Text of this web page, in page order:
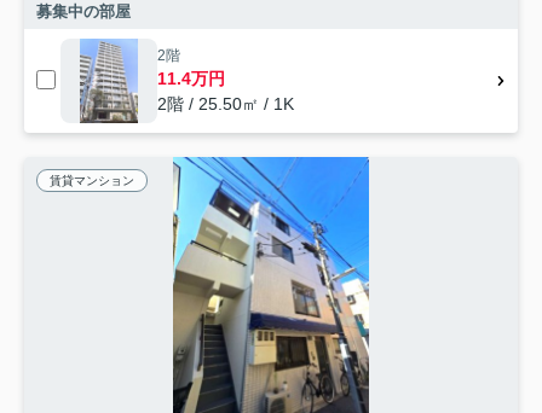
募集中の部屋
2階
11.4万円
2階 / 25.50㎡ / 1K
賃貸マンション